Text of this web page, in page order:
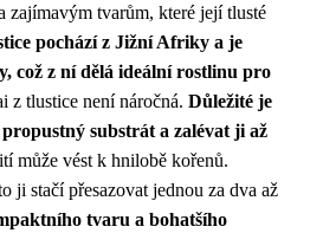
zajímavým tvarům, které její tlusté
pochází z Jižní Afriky a je
což z ní dělá ideální rostlinu pro
z tlustice není náročná. Důležité je
substrát a zalévat ji až
může vést k hnilobě kořenů.
ji stačí přesazovat jednou za dva až
tvaru a bohatšího